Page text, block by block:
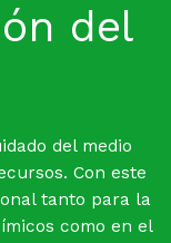
del
del medio
Con este
tanto para la
como en el